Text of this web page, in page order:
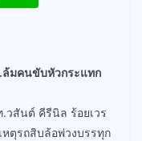
มคนขับหัวกระแทก
วสันต์ คีรีนิล ร้อยเวร
ตุรถสิบล้อพ่วงบรรทุก